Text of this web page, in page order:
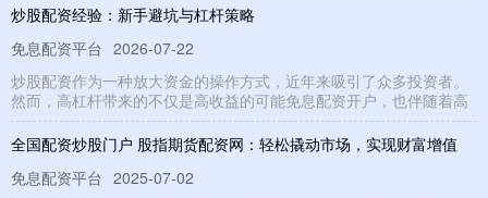
炒股配资经验：新手避坑与杠杆策略
免息配资平台 2026-07-22
炒股配资作为一种放大资金的操作方式，近年来吸引了众多投资者。
然而，高杠杆带来的不仅是高收益的可能免息配资开户，也伴随着高
全国配资炒股门户 股指期货配资网：轻松撬动市场，实现财富增值
免息配资平台 2025-07-02